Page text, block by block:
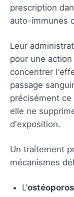
prescription
auto-immunes
Leur
pour une
concentrer
passage
précisément
elle ne
d'exposition.
Un traitement
mécanismes
L'